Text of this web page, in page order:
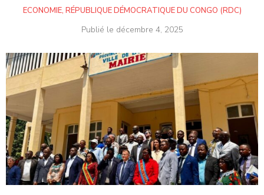
ECONOMIE, RÉPUBLIQUE DÉMOCRATIQUE DU CONGO (RDC)
Publié le décembre 4, 2025